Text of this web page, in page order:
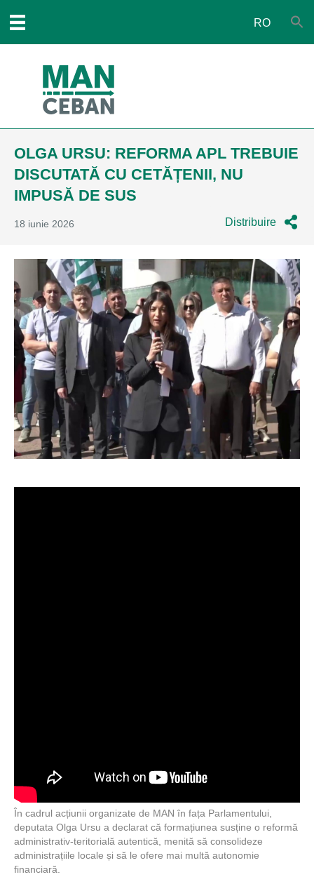
RO
OLGA URSU: REFORMA APL TREBUIE
DISCUTATĂ CU CETĂȚENII, NU
IMPUSĂ DE SUS
18 iunie 2026 Distribuire
În cadrul acțiunii organizate de MAN în fața Parlamentului,
deputata Olga Ursu a declarat că formațiunea susține o reformă
administrativ-teritorială autentică, menită să consolideze
administrațiile locale și să le ofere mai multă autonomie
financiară.